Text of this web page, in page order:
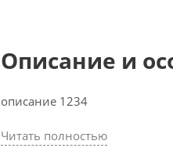
Описание и
описание 1234
Читать полностью